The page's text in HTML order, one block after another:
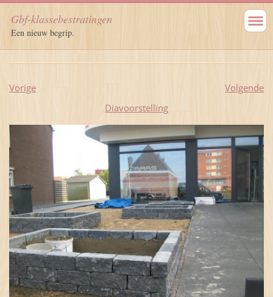
Gbf-klassebestratingen
Een nieuw begrip.
Vorige
Volgende
Diavoorstelling